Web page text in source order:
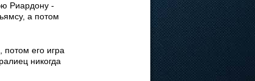
Риардону -
а потом
его игра
никогда